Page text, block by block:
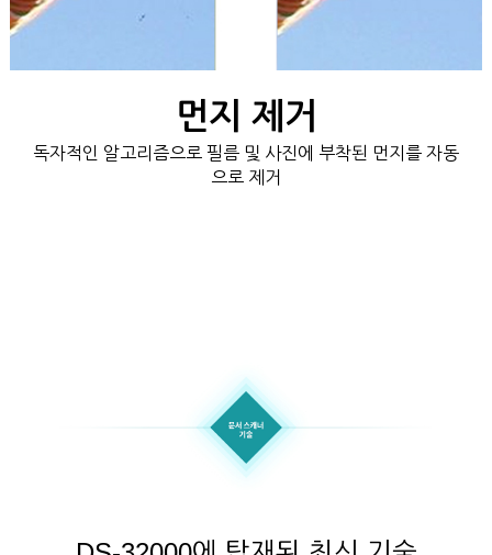
먼지 제거
독자적인 알고리즘으로 필름 및 사진에 부착된 먼지를 자동
으로 제거